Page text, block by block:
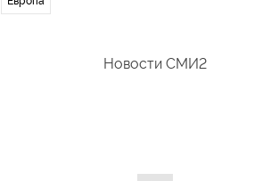
Новости СМИ2